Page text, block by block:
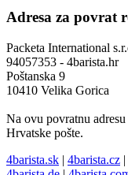
Adresa za povrat
Packeta International
94057353 - 4barista.hr
Poštanska 9
10410 Velika Gorica
Na ovu povratnu
Hrvatske pošte.
4barista.sk | 4barista.cz |